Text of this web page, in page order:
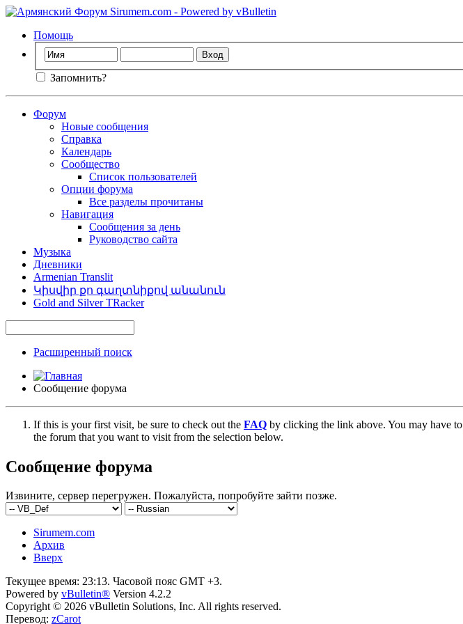
Помощь
Запомнить?
Форум
Новые сообщения
Справка
Календарь
Сообщество
Список пользователей
Опции форума
Все разделы прочитаны
Навигация
Сообщения за день
Руководство сайта
Музыка
Дневники
Armenian Translit
Կիսվիր քո գաղտնիքով անանուն
Gold and Silver TRacker
Расширенный поиск
Сообщение форума
If this is your first visit, be sure to check out the FAQ by clicking the link above. You may have to
the forum that you want to visit from the selection below.
Сообщение форума
Извините, сервер перегружен. Пожалуйста, попробуйте зайти позже.
Sirumem.com
Архив
Вверх
Текущее время: 23:13. Часовой пояс GMT +3.
Powered by vBulletin® Version 4.2.2
Copyright © 2026 vBulletin Solutions, Inc. All rights reserved.
Перевод: zCarot